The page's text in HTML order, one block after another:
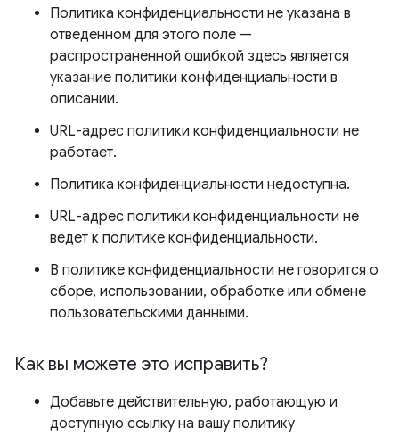
Политика конфиденциальности не указана в
отведенном для этого поле —
распространенной ошибкой здесь является
указание политики конфиденциальности в
описании.
URL-адрес политики конфиденциальности не
работает.
Политика конфиденциальности недоступна.
URL-адрес политики конфиденциальности не
ведет к политике конфиденциальности.
В политике конфиденциальности не говорится о
сборе, использовании, обработке или обмене
пользовательскими данными.
Как вы можете это исправить?
Добавьте действительную, работающую и
доступную ссылку на вашу политику